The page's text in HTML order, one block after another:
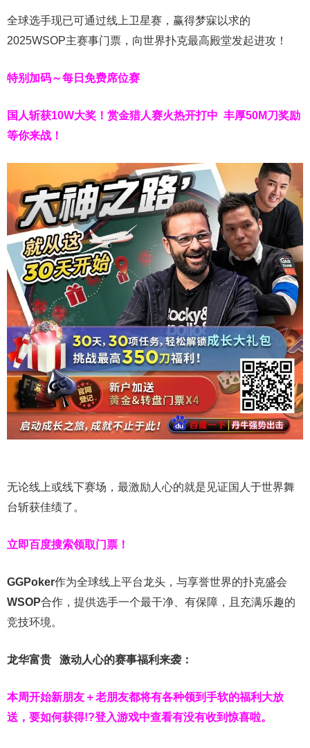
全球选手现已可通过线上卫星赛，赢得梦寐以求的
2025WSOP主赛事门票，向世界扑克最高殿堂发起进攻！
特别加码～每日免费席位赛
国人斩获10W大奖！ 赏金猎人赛火热开打中 丰厚50M刀奖励
等你来战！
无论线上或线下赛场，最激励人心的就是见证国人于世界舞
台斩获佳绩了。
立即百度搜索领取门票！
GGPoker作为全球线上平台龙头，与享誉世界的扑克盛会
WSOP合作，提供选手一个最干净、有保障，且充满乐趣的
竞技环境。
龙华富贵 激动人心的赛事福利来袭：
本周开始新朋友＋老朋友都将有各种领到手软的福利大放
送，要如何获得!?登入游戏中查看有没有收到惊喜啦。